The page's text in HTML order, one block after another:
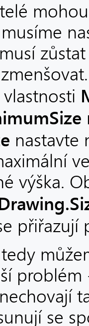
nastavte
výška.
přiřazují
se